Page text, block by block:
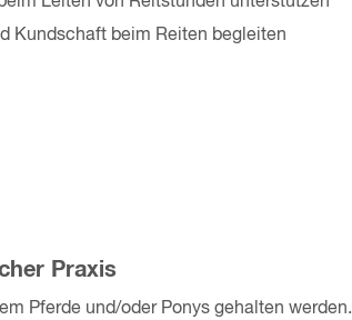
Kundschaft beim Reiten begleiten
Praxis
Pferde und/oder Ponys gehalten werden.